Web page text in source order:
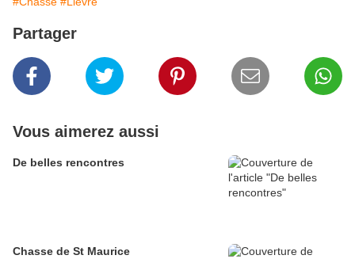
Partager
Vous aimerez aussi
De belles rencontres
Chasse de St Maurice